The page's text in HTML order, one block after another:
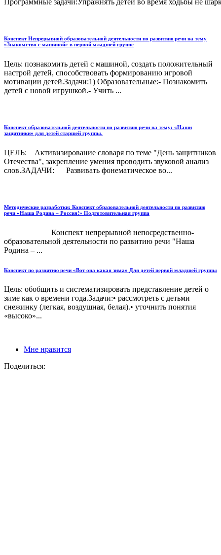
Конспект Непрерывной образовательной деятельности по развитию речи на тему
«Знакомство с машиной» в первой младшей группе
Цель: познакомить детей с машиной, создать положительный
настрой детей, способствовать формированию игровой
мотивации детей.Задачи:1) Образовательные:- Познакомить
детей с новой игрушкой.- Учить ...
Конспект образовательной деятельности по развитию речи на тему: «Наши
защитники» для детей старшей группы.
ЦЕЛЬ: Активизирование словаря по теме "День защитников
Отечества", закрепление умения проводить звуковой анализ
слов.ЗАДАЧИ: Развивать фонематическое во...
Методические разработки: Конспект образовательной деятельности по развитию
речи «Наша Родина – Россия!» Подготовительная группа
Конспект непрерывной непосредственно-
образовательной деятельности по развитию речи "Наша
Родина – ...
Конспект по развитию речи «Вот она какая зима» Для детей первой младшей группы
Цель: обобщить и систематизировать представление детей о
зиме как о времени года.Задачи:• рассмотреть с детьми
снежинку (легкая, воздушная, белая).• уточнить понятия
«высоко»...
Мне нравится
Поделиться: